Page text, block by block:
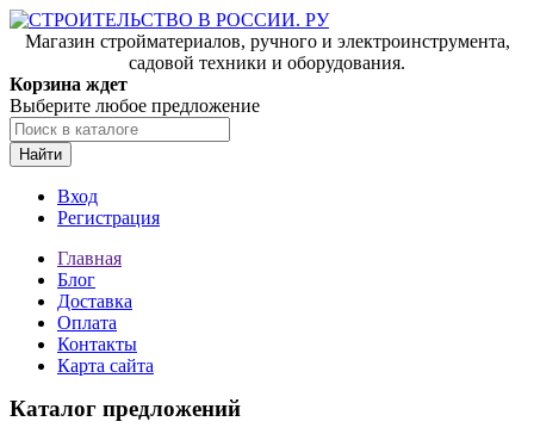
Магазин стройматериалов, ручного и электроинструмента,
садовой техники и оборудования.
Корзина ждет
Выберите любое предложение
Найти
Вход
Регистрация
Главная
Блог
Доставка
Оплата
Контакты
Карта сайта
Каталог предложений